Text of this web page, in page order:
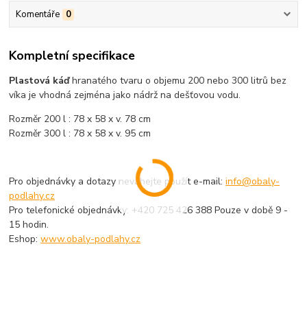
Komentáře 0
Kompletní specifikace
Plastová káďhranatého tvaru o objemu 200 nebo 300 litrů bez
víka je vhodná zejména jako nádrž na dešťovou vodu.
Rozměr 200 l : 78 x 58 x v. 78 cm
Rozměr 300 l : 78 x 58 x v. 95 cm
Pro objednávky a dotazy neváhejte použít e-mail:info@obaly-
podlahy.cz
Pro telefonické objednávky: +420 725 426 388 Pouze v době 9 -
15 hodin.
Eshop:www.obaly-podlahy.cz